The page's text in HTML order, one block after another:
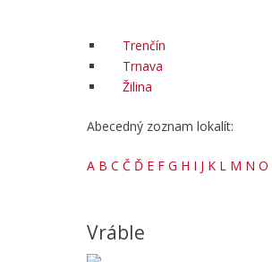
Trenčín
Trnava
Žilina
Abecedný zoznam lokalít:
A B C Č Ď E F G H I J K L M N O
Vráble